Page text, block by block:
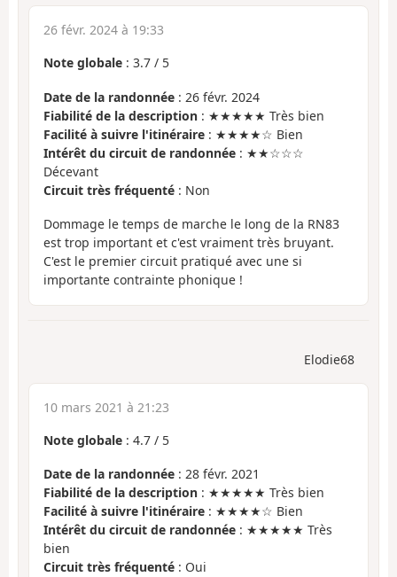
26 févr. 2024 à 19:33
Note globale : 3.7 / 5
Date de la randonnée : 26 févr. 2024
Fiabilité de la description : ★★★★★ Très bien
Facilité à suivre l'itinéraire : ★★★★☆ Bien
Intérêt du circuit de randonnée : ★★☆☆☆
Décevant
Circuit très fréquenté : Non
Dommage le temps de marche le long de la RN83
est trop important et c'est vraiment très bruyant.
C'est le premier circuit pratiqué avec une si
importante contrainte phonique !
Elodie68
10 mars 2021 à 21:23
Note globale : 4.7 / 5
Date de la randonnée : 28 févr. 2021
Fiabilité de la description : ★★★★★ Très bien
Facilité à suivre l'itinéraire : ★★★★☆ Bien
Intérêt du circuit de randonnée : ★★★★★ Très
bien
Circuit très fréquenté : Oui